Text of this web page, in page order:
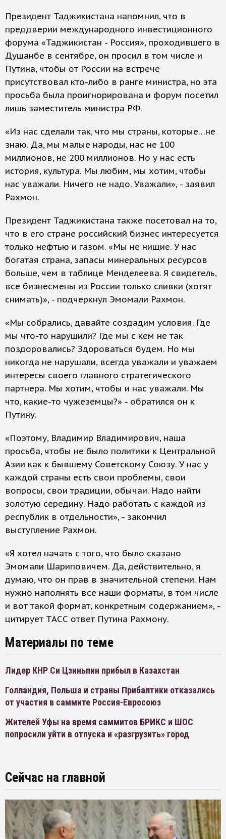
Президент Таджикистана напомнил, что в
преддверии международного инвестиционного
форума «Таджикистан - Россия», проходившего в
Душанбе в сентябре, он просил в том числе и
Путина, чтобы от России на встрече
присутствовал кто-либо в ранге министра, но эта
просьба была проигнорирована и форум посетил
лишь заместитель министра РФ.
«Из нас сделали так, что мы страны, которые…не
знаю. Да, мы малые народы, нас не 100
миллионов, не 200 миллионов. Но у нас есть
история, культура. Мы любим, мы хотим, чтобы
нас уважали. Ничего не надо. Уважали», - заявил
Рахмон.
Президент Таджикистана также посетовал на то,
что в его стране российский бизнес интересуется
только нефтью и газом. «Мы не нищие. У нас
богатая страна, запасы минеральных ресурсов
больше, чем в таблице Менделеева. Я свидетель,
все бизнесмены из России только сливки (хотят
снимать)», - подчеркнул Эмомали Рахмон.
«Мы собрались, давайте создадим условия. Где
мы что-то нарушили? Где мы с кем не так
поздоровались? Здороваться будем. Но мы
никогда не нарушали, всегда уважали и уважаем
интересы своего главного стратегического
партнера. Мы хотим, чтобы и нас уважали. Мы
что, какие-то чужеземцы?» - обратился он к
Путину.
«Поэтому, Владимир Владимирович, наша
просьба, чтобы не было политики к Центральной
Азии как к бывшему Советскому Союзу. У нас у
каждой страны есть свои проблемы, свои
вопросы, свои традиции, обычаи. Надо найти
золотую середину. Надо работать с каждой из
республик в отдельности», - закончил
выступление Рахмон.
«Я хотел начать с того, что было сказано
Эмомали Шариповичем. Да, действительно, я
думаю, что он прав в значительной степени. Нам
нужно наполнять все наши форматы, в том числе
и вот такой формат, конкретным содержанием», -
цитирует ТАСС ответ Путина Рахмону.
Материалы по теме
Лидер КНР Си Цзиньпин прибыл в Казахстан
Голландия, Польша и страны Прибалтики отказались
от участия в саммите Россия-Евросоюз
Жителей Уфы на время саммитов БРИКС и ШОС
попросили уйти в отпуска и «разгрузить» город
Сейчас на главной